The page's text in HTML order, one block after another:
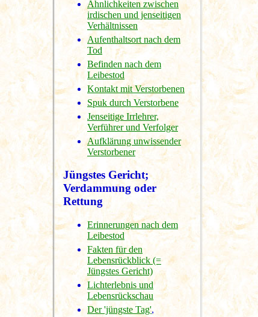
Ähnlichkeiten zwischen
irdischen und jenseitigen
Verhältnissen
Aufenthaltsort nach dem
Tod
Befinden nach dem
Leibestod
Kontakt mit Verstorbenen
Spuk durch Verstorbene
Jenseitige Irrlehrer,
Verführer und Verfolger
Aufklärung unwissender
Verstorbener
Jüngstes Gericht;
Verdammung oder
Rettung
Erinnerungen nach dem
Leibestod
Fakten für den
Lebensrückblick (=
Jüngstes Gericht)
Lichterlebnis und
Lebensrückschau
Der 'jüngste Tag',